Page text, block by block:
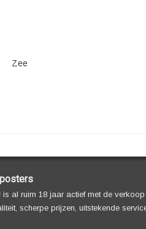
Zee
is al ruim 18 jaar actief met de
scherpe prijzen, uitstekende